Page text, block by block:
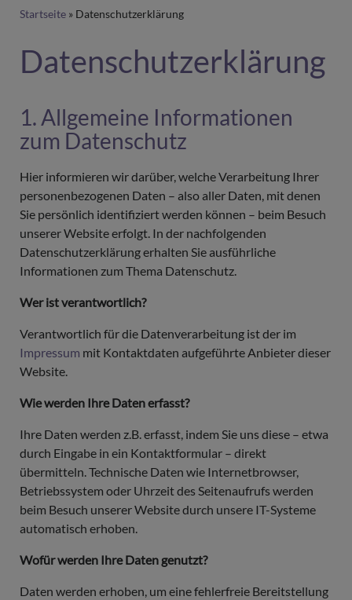
Breadcrumb
Startseite Datenschutzerklärung
Datenschutzerklärung
1. Allgemeine Informationen
zum Datenschutz
Hier informieren wir darüber, welche Verarbeitung Ihrer
personenbezogenen Daten – also aller Daten, mit denen
Sie persönlich identifiziert werden können – beim Besuch
unserer Website erfolgt. In der nachfolgenden
Datenschutzerklärung erhalten Sie ausführliche
Informationen zum Thema Datenschutz.
Wer ist verantwortlich?
Verantwortlich für die Datenverarbeitung ist der im
Impressum mit Kontaktdaten aufgeführte Anbieter dieser
Website.
Wie werden Ihre Daten erfasst?
Ihre Daten werden z.B. erfasst, indem Sie uns diese – etwa
durch Eingabe in ein Kontaktformular – direkt
übermitteln. Technische Daten wie Internetbrowser,
Betriebssystem oder Uhrzeit des Seitenaufrufs werden
beim Besuch unserer Website durch unsere IT-Systeme
automatisch erhoben.
Wofür werden Ihre Daten genutzt?
Daten werden erhoben, um eine fehlerfreie Bereitstellung